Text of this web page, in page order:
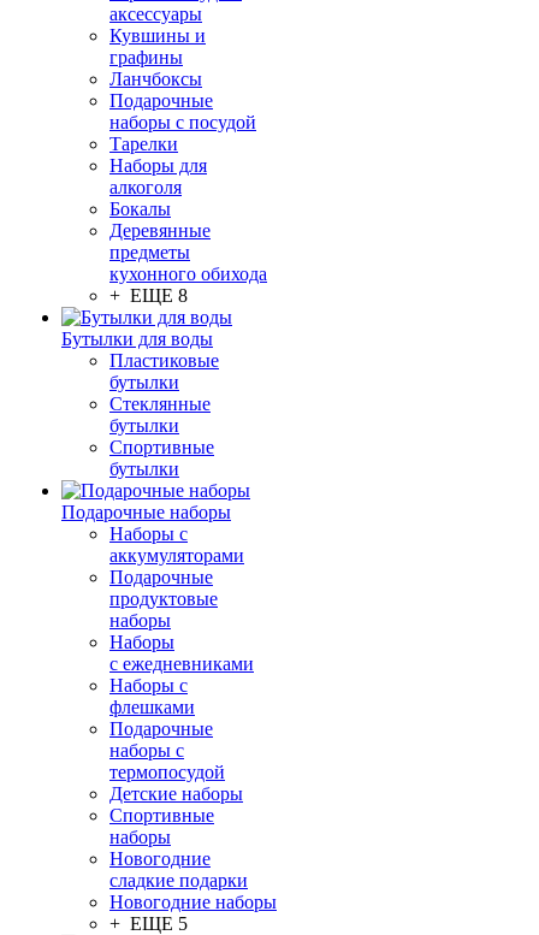
аксессуары
Кувшины и
графины
Ланчбоксы
Подарочные
наборы с посудой
Тарелки
Наборы для
алкоголя
Бокалы
Деревянные
предметы
кухонного обихода
+ ЕЩЕ 8
Бутылки для воды
Пластиковые
бутылки
Стеклянные
бутылки
Спортивные
бутылки
Подарочные наборы
Наборы с
аккумуляторами
Подарочные
продуктовые
наборы
Наборы
с ежедневниками
Наборы с
флешками
Подарочные
наборы с
термопосудой
Детские наборы
Спортивные
наборы
Новогодние
сладкие подарки
Новогодние наборы
+ ЕЩЕ 5